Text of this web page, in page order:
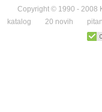
Copyright © 1990 - 2008
katalog 20 novih